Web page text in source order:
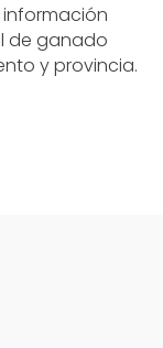
de ganado
y provincia.